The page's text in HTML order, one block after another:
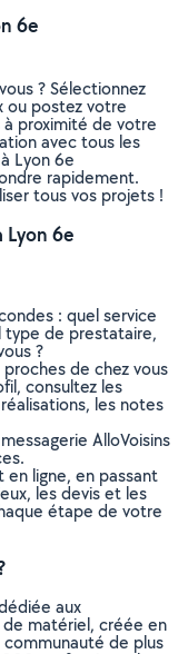
6e
? Sélectionnez
ou postez votre
proximité de votre
avec tous les
Lyon 6e
rapidement.
tous vos projets !
6e
: quel service
type de prestataire,
?
de chez vous
consultez les
les notes
AlloVoisins
ligne, en passant
les devis et les
étape de votre
aux
matériel, créée en
communauté de plus